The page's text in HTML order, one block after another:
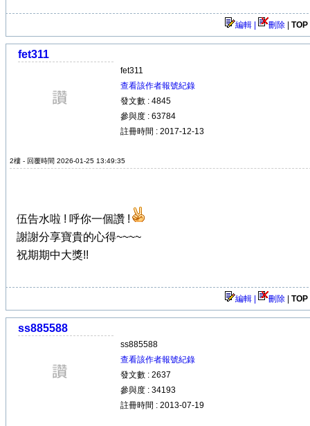
編輯 | 刪除 TOP
fet311
fet311
查看該作者報號紀錄
發文數 : 4845
參與度 : 63784
註冊時間 : 2017-12-13
2樓 - 回覆時間 2026-01-25 13:49:35
伍告水啦 ! 呼你一個讚 !
謝謝分享寶貴的心得~~~~
祝期期中大獎!!
編輯 | 刪除 TOP
ss885588
ss885588
查看該作者報號紀錄
發文數 : 2637
參與度 : 34193
註冊時間 : 2013-07-19